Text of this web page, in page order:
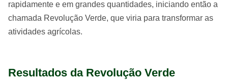
rapidamente e em grandes quantidades, iniciando então a
chamada Revolução Verde, que viria para transformar as
atividades agrícolas.
Resultados da Revolução Verde